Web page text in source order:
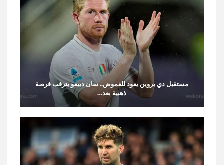
مستقبل دي بروين يعود للغموض.. سان دييغو يترقب فرصة
ذهبية بعد…